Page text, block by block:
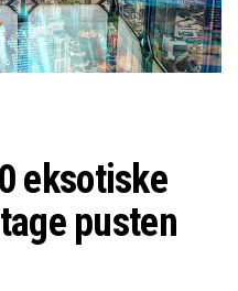
eksotiske
pusten